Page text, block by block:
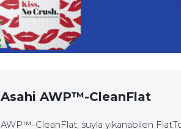
Asahi AWP™-CleanFlat
AWP™-CleanFlat, suyla yıkanabilen